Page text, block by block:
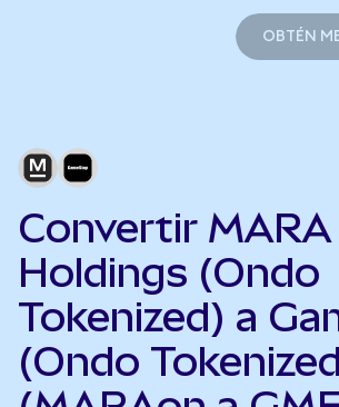
OBTÉN
Convertir MARA
Holdings (Ondo
Tokenized) a
(Ondo